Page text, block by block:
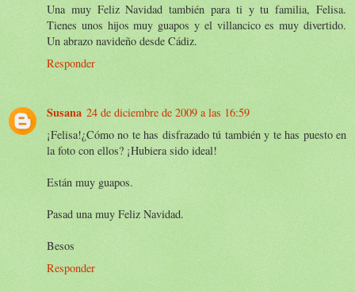
Una muy Feliz Navidad también para ti y tu familia, Felisa.
Tienes unos hijos muy guapos y el villancico es muy divertido.
Un abrazo navideño desde Cádiz.
Responder
Susana 24 de diciembre de 2009 a las 16:59
¡Felisa!¿Cómo no te has disfrazado tú también y te has puesto en
la foto con ellos? ¡Hubiera sido ideal!
Están muy guapos.
Pasad una muy Feliz Navidad.
Besos
Responder